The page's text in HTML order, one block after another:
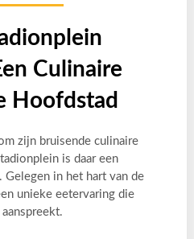
Culinaire
Hoofdstad
zijn bruisende culinaire
is daar een
in het hart van de
unieke eetervaring die